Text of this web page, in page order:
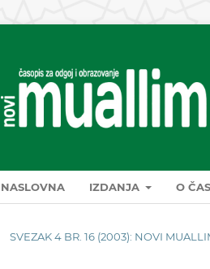
NASLOVNA IZDANJA O
SVEZAK 4 BR. 16 (2003): NOVI